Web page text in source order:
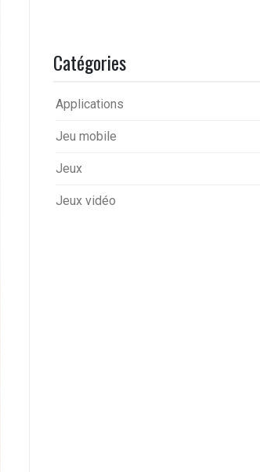
Catégories
Applications
Jeu mobile
Jeux
Jeux vidéo